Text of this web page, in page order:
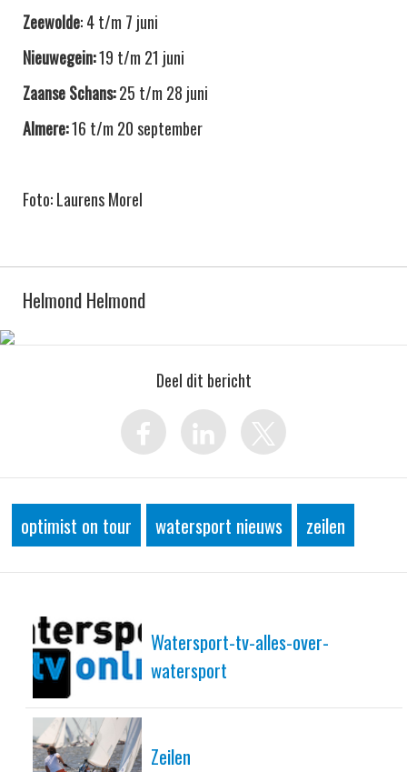
Zeewolde: 4 t/m 7 juni
Nieuwegein:19 t/m 21 juni
Zaanse Schans:25 t/m 28 juni
Almere:16 t/m 20 september
Foto: Laurens Morel
Helmond Helmond
Deel dit bericht
optimist on tour watersport nieuws zeilen
Watersport-tv-alles-over-
watersport
Zeilen